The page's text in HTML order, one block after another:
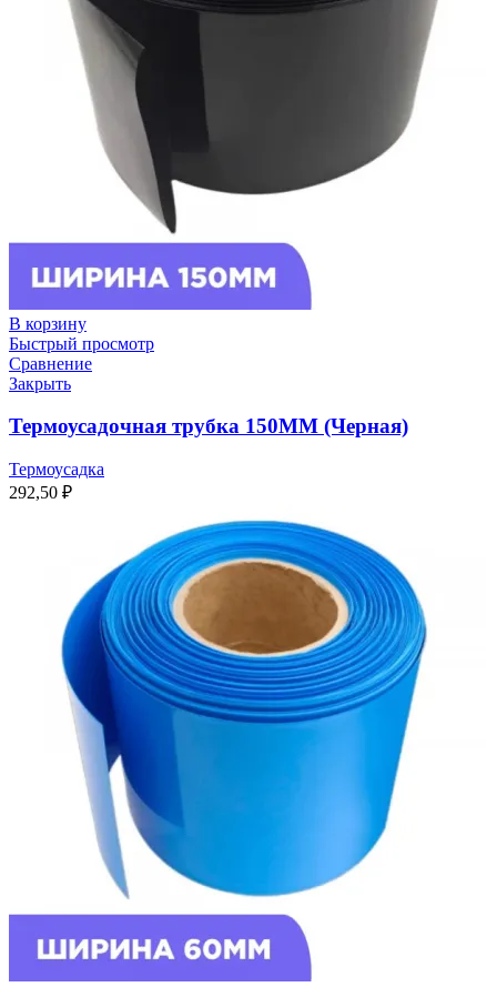
В корзину
Быстрый просмотр
Сравнение
Закрыть
Термоусадочная трубка 150ММ (Черная)
Термоусадка
292,50 ₽